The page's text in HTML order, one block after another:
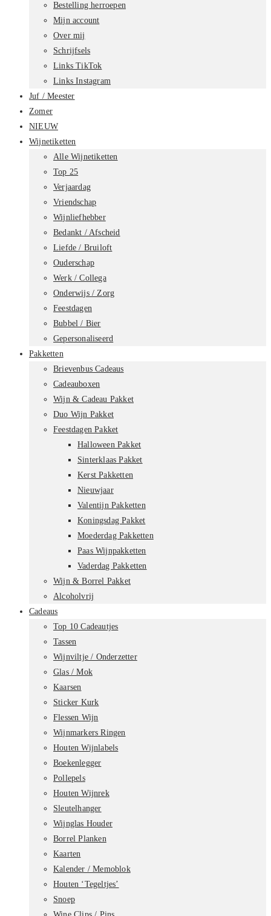
Bestelling herroepen
Mijn account
Over mij
Schrijfsels
Links TikTok
Links Instagram
Juf / Meester
Zomer
NIEUW
Wijnetiketten
Alle Wijnetiketten
Top 25
Verjaardag
Vriendschap
Wijnliefhebber
Bedankt / Afscheid
Liefde / Bruiloft
Ouderschap
Werk / Collega
Onderwijs / Zorg
Feestdagen
Bubbel / Bier
Gepersonaliseerd
Pakketten
Brievenbus Cadeaus
Cadeauboxen
Wijn & Cadeau Pakket
Duo Wijn Pakket
Feestdagen Pakket
Halloween Pakket
Sinterklaas Pakket
Kerst Pakketten
Nieuwjaar
Valentijn Pakketten
Koningsdag Pakket
Moederdag Pakketten
Paas Wijnpakketten
Vaderdag Pakketten
Wijn & Borrel Pakket
Alcoholvrij
Cadeaus
Top 10 Cadeautjes
Tassen
Wijnviltje / Onderzetter
Glas / Mok
Kaarsen
Sticker Kurk
Flessen Wijn
Wijnmarkers Ringen
Houten Wijnlabels
Boekenlegger
Pollepels
Houten Wijnrek
Sleutelhanger
Wijnglas Houder
Borrel Planken
Kaarten
Kalender / Memoblok
Houten ‘Tegeltjes’
Snoep